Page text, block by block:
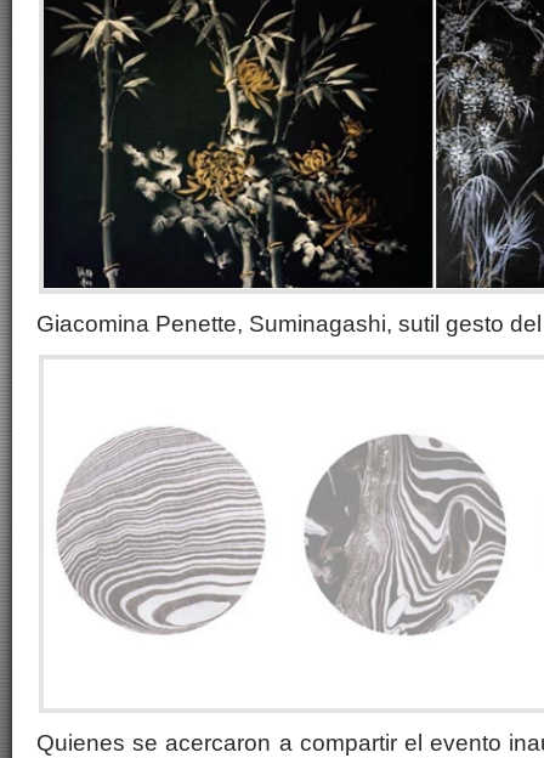
Giacomina Penette, Suminagashi, sutil gesto
Quienes se acercaron a compartir el evento